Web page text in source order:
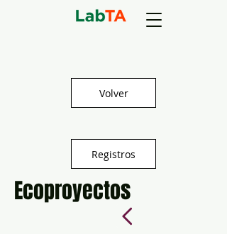
Volver
Registros
Ecoproyectos